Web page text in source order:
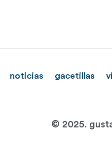
noticias gacetillas
© 2025.